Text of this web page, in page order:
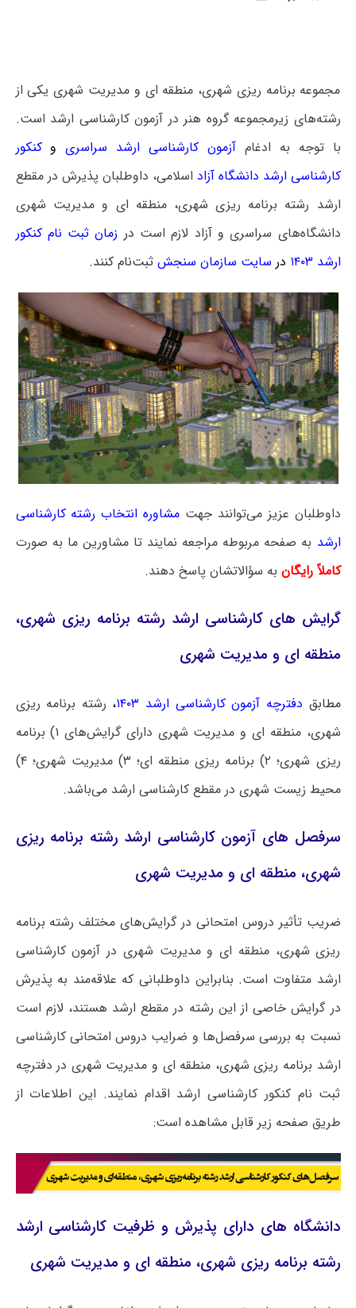
مجموعه برنامه ریزی شهری، منطقه ای و مدیریت شهری یکی از
رشته‌های زیرمجموعه گروه هنر در آزمون کارشناسی ارشد است.
با توجه به ادغامآزمون کارشناسی ارشد سراسریوکنکور
کارشناسی ارشد دانشگاه آزاد اسلامی، داوطلبان پذیرش در مقطع
ارشد رشته برنامه ریزی شهری، منطقه ای و مدیریت شهری
دانشگاه‌های سراسری و آزاد لازم است در زمان ثبت نام کنکور
ارشد ۱۴۰۳
در سایت سازمان سنجش ثبت‌نام کنند.
داوطلبان عزیز می‌توانند جهت مشاوره انتخاب رشته کارشناسی
ارشد به صفحه مربوطه مراجعه نمایند تا مشاورین ما به صورت
کاملاً رایگان به سؤالاتشان پاسخ دهند.
گرایش‌ های کارشناسی ارشد رشته برنامه ریزی شهری،
منطقه ای و مدیریت شهری
مطابق دفترچه آزمون کارشناسی ارشد ۱۴۰۳ ، رشته برنامه ریزی
شهری، منطقه ای و مدیریت شهری دارای گرایش‌های ۱) برنامه
ریزی شهری؛ ۲) برنامه ریزی منطقه ای؛ ۳) مدیریت شهری؛ ۴)
محیط زیست شهری در مقطع کارشناسی ارشد می‌باشد.
سرفصل های آزمون کارشناسی ارشد رشته برنامه ریزی
شهری، منطقه ای و مدیریت شهری
ضریب تأثیر دروس امتحانی در گرایش‌های مختلف رشته برنامه
ریزی شهری، منطقه ای و مدیریت شهری در آزمون کارشناسی
ارشد متفاوت است. بنابراین داوطلبانی که علاقه‌مند به پذیرش
در گرایش خاصی از این رشته در مقطع ارشد هستند، لازم است
نسبت به بررسی سرفصل‌ها و ضرایب دروس امتحانی کارشناسی
ارشد برنامه ریزی شهری، منطقه ای و مدیریت شهری در دفترچه
ثبت نام کنکور کارشناسی ارشد اقدام نمایند. این اطلاعات از
طریق صفحه زیر قابل مشاهده است:
دانشگاه های دارای پذیرش و ظرفیت کارشناسی ارشد
رشته برنامه ریزی شهری، منطقه ای و مدیریت شهری